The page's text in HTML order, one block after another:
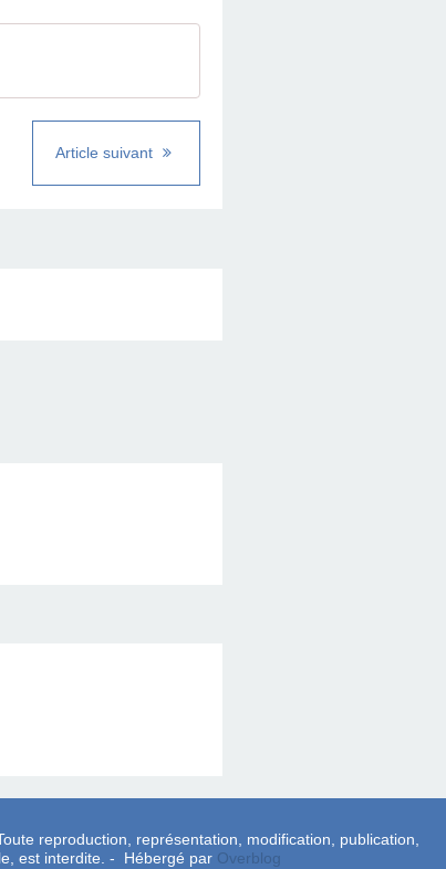
Article suivant
reproduction, représentation, modification, publication,
est interdite. - Hébergé par Overblog